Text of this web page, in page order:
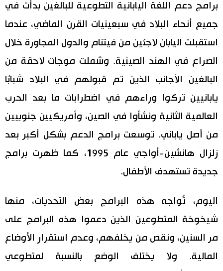
برامج دعم اللغة اليابانية التطوعية للبالغين بدأت في
جميع أنحاء البلاد في سبعينيات القرن الماضي، عندما
استقبلت اليابان لاجئين من فيتنام والدول المجاورة خلال
الصراع في الهند الصينية. وشملت موجات لاحقة من
البالغين الأجانب الذين تم قبولهم في البلاد شبابًا
يابانيين تركوا وراءهم في اضطرابات ما بعد الحرب
العالمية الثانية ونشأوا في الصين، وأمريكيين جنوبيين
من أصل ياباني. توسعت برامج الدعم بشكل أكبر بعد
زلزال هانشين-أواجي عام 1995، كما ظهرت برامج
جديدة تستهدف الأطفال.
اليوم، تُواجه هذه البرامج بعض التحديات، منها
شيخوخة المتطوعين الذين دعموا هذه البرامج على
مر السنين، ونقص من يخلفهم، وعدم استقرار الأوضاع
المالية. ولا يختلف الوضع بالنسبة لمتطوعي